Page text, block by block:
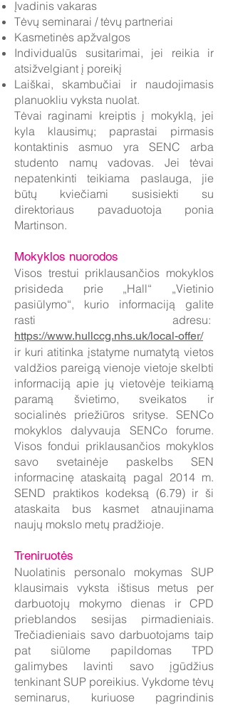
Įvadinis vakaras
Tėvų seminarai / tėvų partneriai
Kasmetinės apžvalgos
Individualūs susitarimai, jei reikia ir
atsižvelgiant į poreikį
Laiškai, skambučiai ir naudojimasis
planuokliu vyksta nuolat.
Tėvai raginami kreiptis į mokyklą, jei
kyla klausimų; paprastai pirmasis
kontaktinis asmuo yra SENC arba
studento namų vadovas. Jei tėvai
nepatenkinti teikiama paslauga, jie
būtų kviečiami susisiekti su
direktoriaus pavaduotoja ponia
Martinson.
Mokyklos nuorodos
Visos trestui priklausančios mokyklos
prisideda prie „Hall“ „Vietinio
pasiūlymo“, kurio informaciją galite
rasti adresu:
https://www.hullccg.nhs.uk/local-offer/
ir kuri atitinka įstatyme numatytą vietos
valdžios pareigą vienoje vietoje skelbti
informaciją apie jų vietovėje teikiamą
paramą švietimo, sveikatos ir
socialinės priežiūros srityse. SENCo
mokyklos dalyvauja SENCo forume.
Visos fondui priklausančios mokyklos
savo svetainėje paskelbs SEN
informacinę ataskaitą pagal 2014 m.
SEND praktikos kodeksą (6.79) ir ši
ataskaita bus kasmet atnaujinama
naujų mokslo metų pradžioje.
Treniruotės
Nuolatinis personalo mokymas SUP
klausimais vyksta ištisus metus per
darbuotojų mokymo dienas ir CPD
prieblandos sesijas pirmadieniais.
Trečiadieniais savo darbuotojams taip
pat siūlome papildomas TPD
galimybes lavinti savo įgūdžius
tenkinant SUP poreikius. Vykdome tėvų
seminarus, kuriuose pagrindinis